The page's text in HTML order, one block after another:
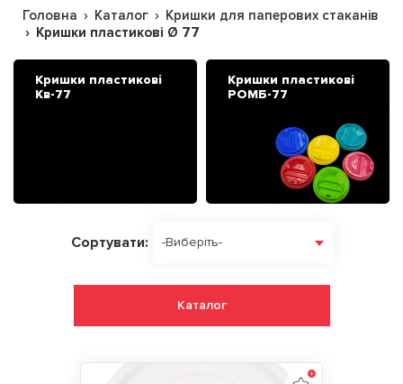
Головна Каталог
Кришки для паперових стаканів
Кришки пластикові Ø 77
Кришки пластикові
Кв-77
Кришки пластикові
РОМБ-77
Сортувати: -Виберіть-
Каталог